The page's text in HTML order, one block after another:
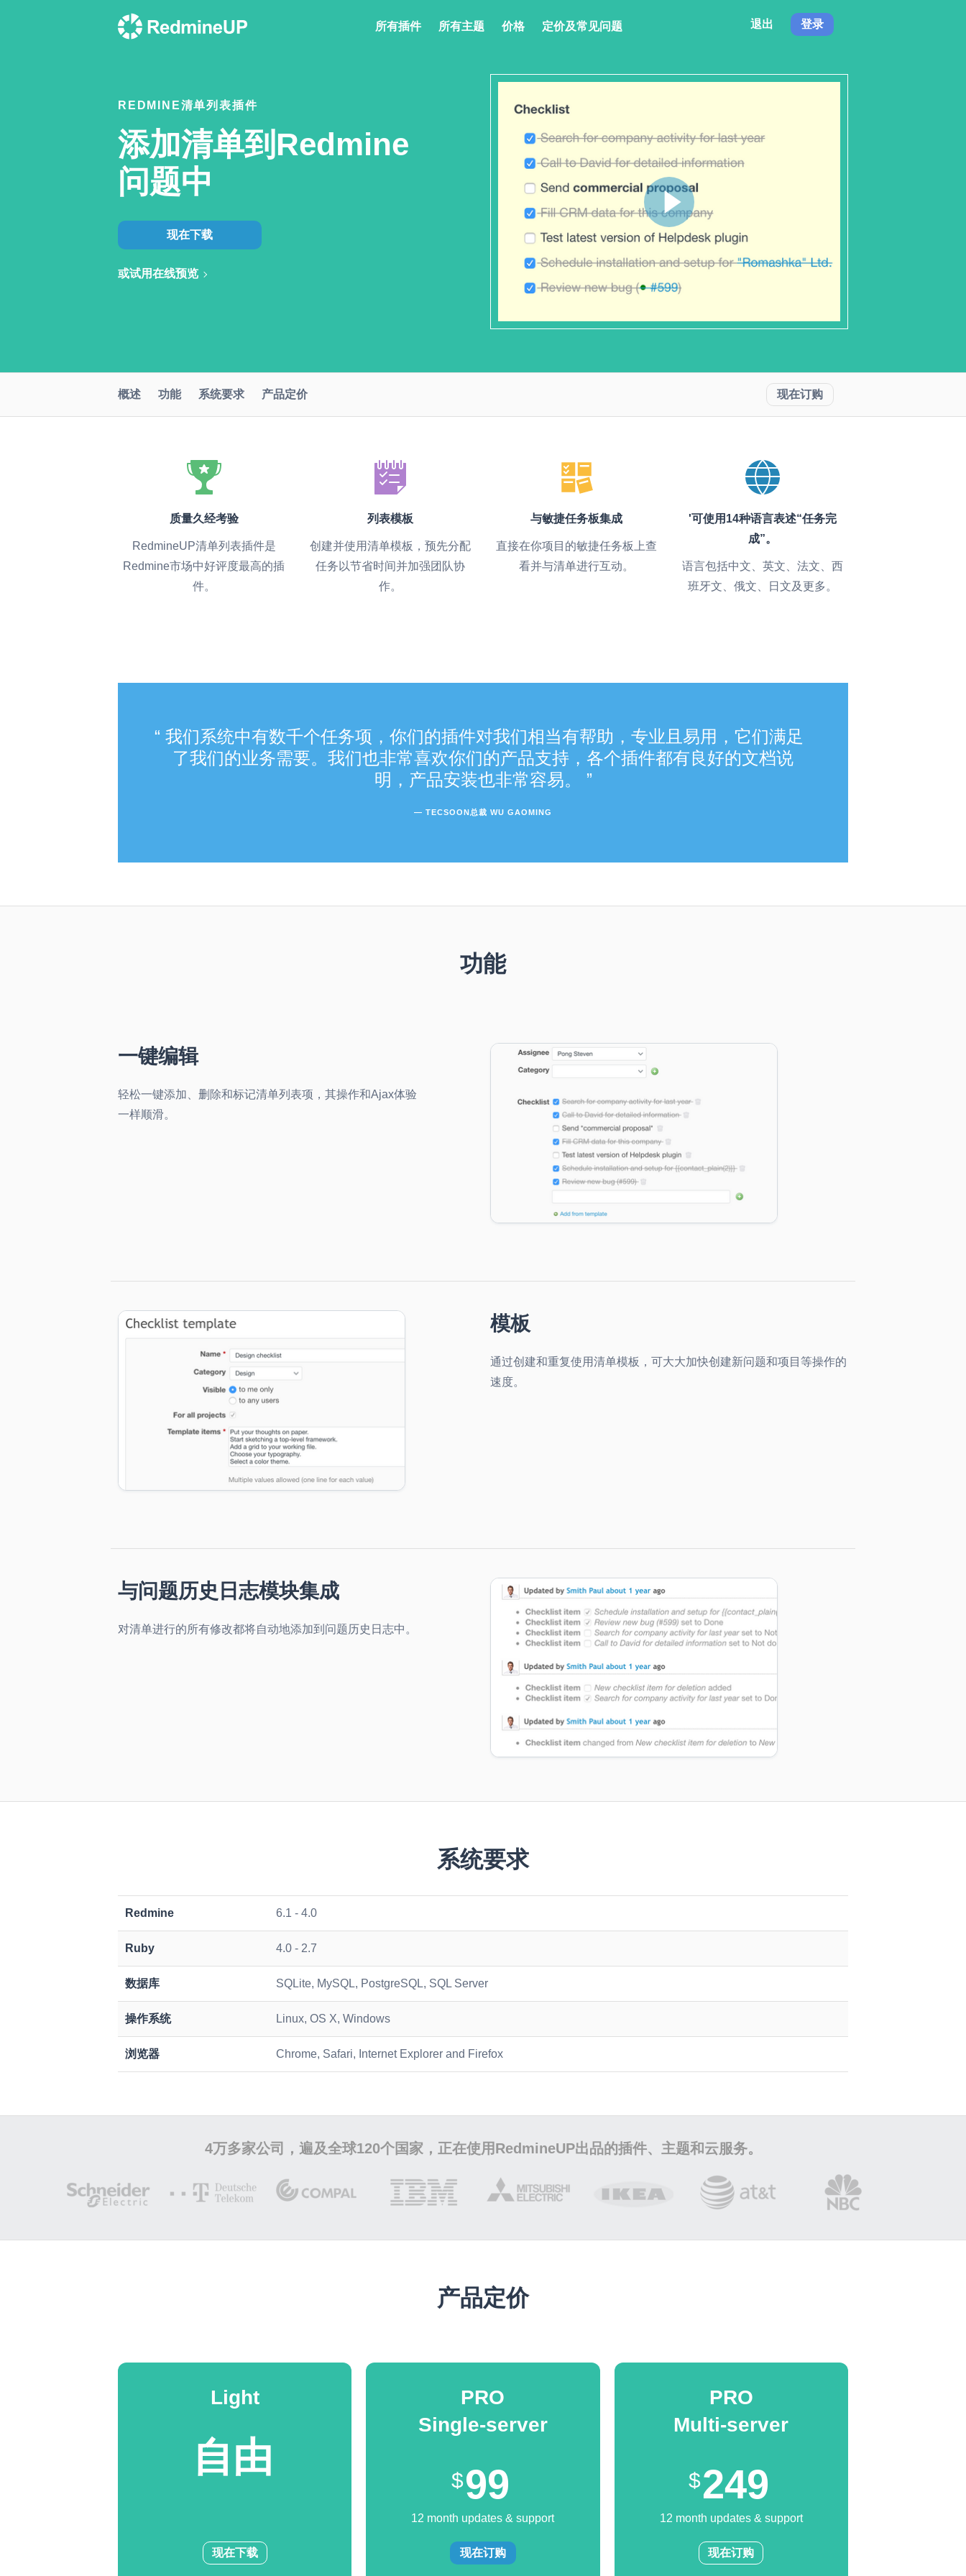
所有插件 所有主题 价格 定价及常见问题 退出 登录
REDMINE清单列表插件
添加清单到Redmine
问题中
现在下载
或试用在线预览
现在订购
概述 功能 系统要求 产品定价
质量久经考验
RedmineUP清单列表插件是
Redmine市场中好评度最高的插
件。
列表模板
创建并使用清单模板，预先分配
任务以节省时间并加强团队协
作。
与敏捷任务板集成
直接在你项目的敏捷任务板上查
看并与清单进行互动。
'可使用14种语言表述“任务完
成”。
语言包括中文、英文、法文、西
班牙文、俄文、日文及更多。
我们系统中有数千个任务项，你们的插件对我们相当有帮助，专业且易用，它们满足
了我们的业务需要。我们也非常喜欢你们的产品支持，各个插件都有良好的文档说
明，产品安装也非常容易。
— TECSOON总裁 WU GAOMING
功能
一键编辑
轻松一键添加、删除和标记清单列表项，其操作和Ajax体验
一样顺滑。
模板
通过创建和重复使用清单模板，可大大加快创建新问题和项目等操作的
速度。
与问题历史日志模块集成
对清单进行的所有修改都将自动地添加到问题历史日志中。
系统要求
Redmine 6.1 - 4.0
Ruby 4.0 - 2.7
数据库 SQLite, MySQL, PostgreSQL, SQL Server
操作系统 Linux, OS X, Windows
浏览器 Chrome, Safari, Internet Explorer and Firefox
4万多家公司，遍及全球120个国家，正在使用RedmineUP出品的插件、主题和云服务。
产品定价
Light
自由
现在下载
PRO
Single-server
99
12 month updates & support
现在订购
PRO
Multi-server
249
12 month updates & support
现在订购